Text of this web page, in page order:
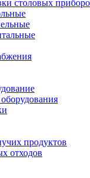
столовых
продуктов
отходов